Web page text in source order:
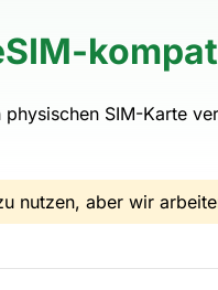
SIM-Karte
nutzen, aber wir